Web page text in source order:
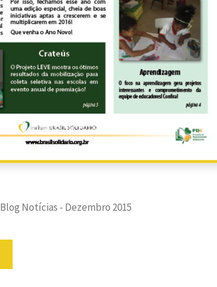
Blog Notícias - Dezembro 2015